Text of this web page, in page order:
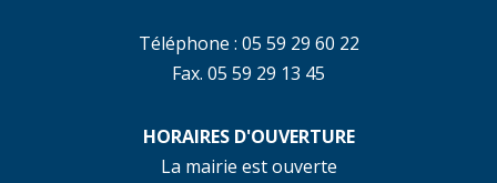
Téléphone : 05 59 29 60 22
Fax. 05 59 29 13 45
HORAIRES D'OUVERTURE
La mairie est ouverte